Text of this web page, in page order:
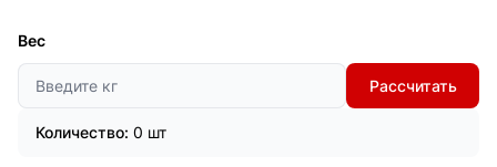
Вес
Рассчитать
Количество: 0 шт